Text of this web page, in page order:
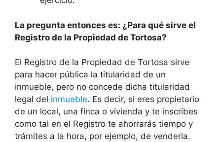
La pregunta entonces es: ¿Para qué sirve el
Registro de la Propiedad de Tortosa?
El Registro de la Propiedad de Tortosa sirve
para hacer pública la titularidad de un
inmueble, pero no concede dicha titularidad
legal del inmueble. Es decir, si eres propietario
de un local, una finca o vivienda y te inscribes
como tal en el Registro te ahorrarás tiempo y
trámites a la hora, por ejemplo, de venderla.